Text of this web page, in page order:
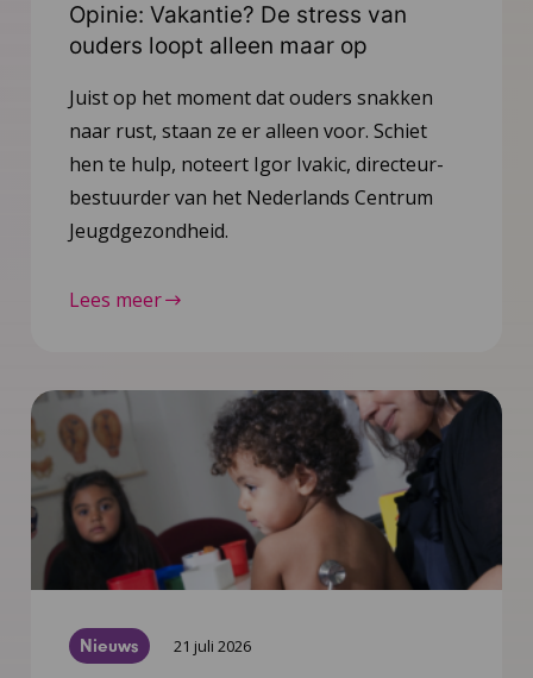
Opinie: Vakantie? De stress van
ouders loopt alleen maar op
Juist op het moment dat ouders snakken
naar rust, staan ze er alleen voor. Schiet
hen te hulp, noteert Igor Ivakic, directeur-
bestuurder van het Nederlands Centrum
Jeugdgezondheid.
Lees meer
Nieuws 21 juli 2026